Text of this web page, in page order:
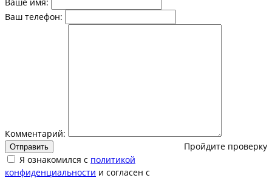
Ваш телефон:
Комментарий:
Пройдите проверку
Отправить
Я ознакомился с политикой
конфиденциальности и согласен с